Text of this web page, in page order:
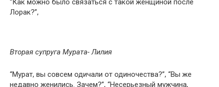
“Как можно было связаться с такой женщиной после
Лорак?”,
Вторая супруга Мурата- Лилия
“Мурат, вы совсем одичали от одиночества?”, “Вы же
недавно женились. Зачем?”, “Несерьезный мужчина,